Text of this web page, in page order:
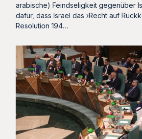
arabische) Feindseligkeit gegenüber
dafür, dass Israel das ›Recht auf
Resolution 194…